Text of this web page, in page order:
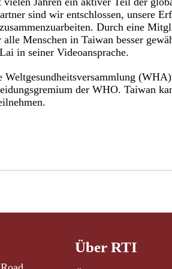
sind wir entschlossen, unsere
Durch eine
alle Menschen in Taiwan besser
in seiner Videoansprache.
Weltgesundheitsversammlung
der WHO. Taiwan
Über RTI